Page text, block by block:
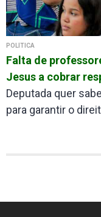
POLÍTICA
Falta de
Jesus a cobrar
Deputada quer
para garantir o